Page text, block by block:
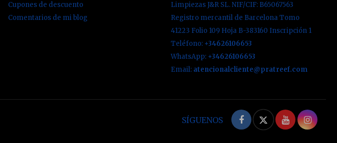
Cupones de descuento
Comentarios de mi blog
Limpiezas J&R SL. NIF/CIF: B65067563
Registro mercantil de Barcelona Tomo
41223 Folio 109 Hoja B-383160 Inscripción 1
Teléfono: +34626106653
WhatsApp: +34626106653
Email: atencionalcliente@pratreef.com
FacebookTwitterYouTube
SÍGUENOS